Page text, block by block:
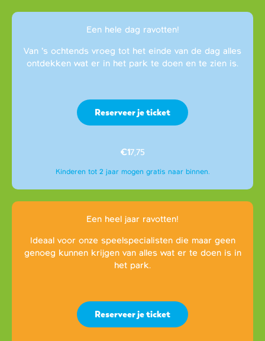
Een hele dag ravotten!
Van ’s ochtends vroeg tot het einde van de dag alles
ontdekken wat er in het park te doen en te zien is.
Reserveer je ticket
€17,75
Kinderen tot 2 jaar mogen gratis naar binnen.
Een heel jaar ravotten!
Ideaal voor onze speelspecialisten die maar geen
genoeg kunnen krijgen van alles wat er te doen is in
het park.
Reserveer je ticket